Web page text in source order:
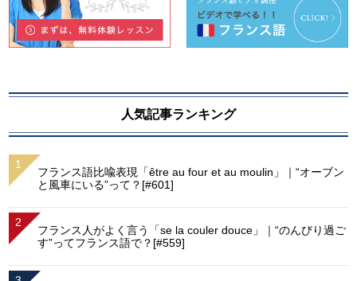
人気記事ランキング
フランス語比喩表現「être au four et au moulin」｜“オーブン
と風車にいる”って？[#601]
フランス人がよく言う「se la couler douce」｜“のんびり過ご
す”ってフランス語で？[#559]